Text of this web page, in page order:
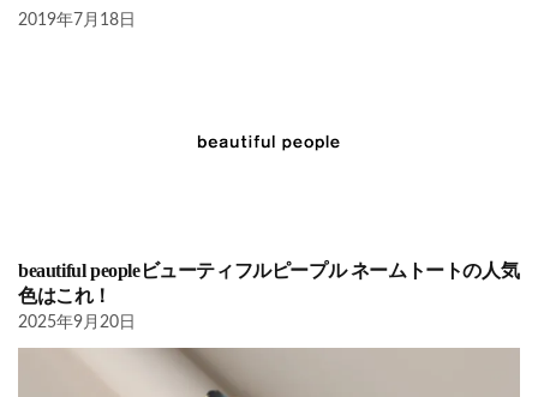
2019年7月18日
beautiful peopleビューティフルピープル ネームトートの人気
色はこれ！
2025年9月20日